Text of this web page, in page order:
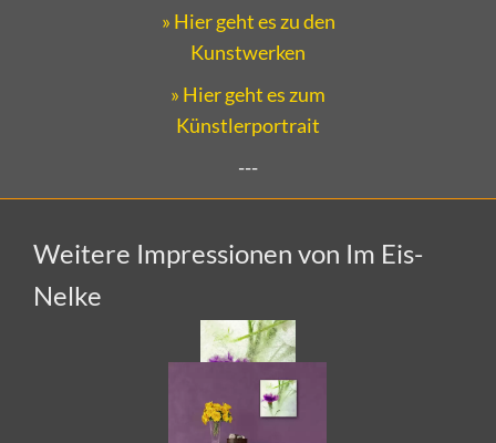
» Hier geht es zu den
Kunstwerken
» Hier geht es zum
Künstlerportrait
Weitere Impressionen von Im Eis-
Nelke